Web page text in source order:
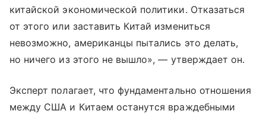
китайской экономической политики. Отказаться
от этого или заставить Китай измениться
невозможно, американцы пытались это делать,
но ничего из этого не вышло», — утверждает он.
Эксперт полагает, что фундаментально отношения
между США и Китаем останутся враждебными